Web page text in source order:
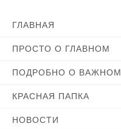
ГЛАВНАЯ
ПРОСТО О ГЛАВНОМ
ПОДРОБНО О ВАЖНОМ
КРАСНАЯ ПАПКА
НОВОСТИ